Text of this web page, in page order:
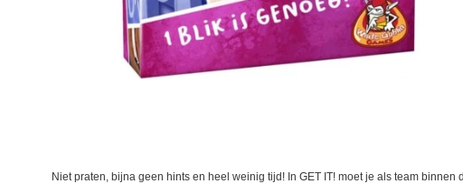
Niet praten, bijna geen hints en heel weinig tijd! In GET IT! moet je als team